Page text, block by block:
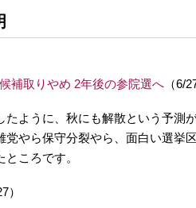
補取りやめ 2年後の参院選へ （6/
ように、秋にも解散という予測
やら保守分裂やら、面白い選挙
ころです。
）